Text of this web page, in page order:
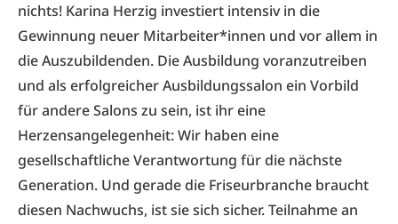
nichts! Karina Herzig investiert intensiv in die
Gewinnung neuer Mitarbeiter*innen und vor allem in
die Auszubildenden. Die Ausbildung voranzutreiben
und als erfolgreicher Ausbildungssalon ein Vorbild
für andere Salons zu sein, ist ihr eine
Herzensangelegenheit: Wir haben eine
gesellschaftliche Verantwortung für die nächste
Generation. Und gerade die Friseurbranche braucht
diesen Nachwuchs, ist sie sich sicher. Teilnahme an